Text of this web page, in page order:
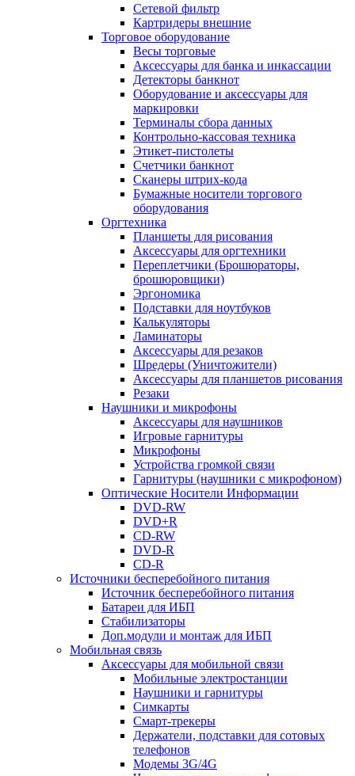
Сетевой фильтр
Картридеры внешние
Торговое оборудование
Весы торговые
Аксессуары для банка и инкассации
Детекторы банкнот
Оборудование и аксессуары для
маркировки
Терминалы сбора данных
Контрольно-кассовая техника
Этикет-пистолеты
Счетчики банкнот
Сканеры штрих-кода
Бумажные носители торгового
оборудования
Оргтехника
Планшеты для рисования
Аксессуары для оргтехники
Переплетчики (Брошюраторы,
брошюровщики)
Эргономика
Подставки для ноутбуков
Калькуляторы
Ламинаторы
Аксессуары для резаков
Шредеры (Уничтожители)
Аксессуары для планшетов рисования
Резаки
Наушники и микрофоны
Аксессуары для наушников
Игровые гарнитуры
Микрофоны
Устройства громкой связи
Гарнитуры (наушники с микрофоном)
Оптические Носители Информации
DVD-RW
DVD+R
CD-RW
DVD-R
CD-R
Источники бесперебойного питания
Источник бесперебойного питания
Батареи для ИБП
Стабилизаторы
Доп.модули и монтаж для ИБП
Мобильная связь
Аксессуары для мобильной связи
Мобильные электростанции
Наушники и гарнитуры
Симкарты
Смарт-трекеры
Держатели, подставки для сотовых
телефонов
Модемы 3G/4G